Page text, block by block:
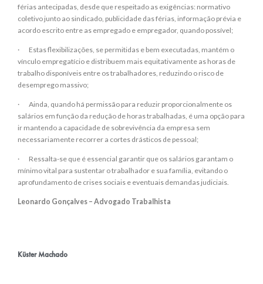
férias antecipadas, desde que respeitado as exigências: normativo
coletivo junto ao sindicado, publicidade das férias, informação prévia e
acordo escrito entre as empregado e empregador, quando possível;
· Estas flexibilizações, se permitidas e bem executadas, mantém o
vínculo empregatício e distribuem mais equitativamente as horas de
trabalho disponíveis entre os trabalhadores, reduzindo o risco de
desemprego massivo;
· Ainda, quando há permissão para reduzir proporcionalmente os
salários em função da redução de horas trabalhadas, é uma opção para
ir mantendo a capacidade de sobrevivência da empresa sem
necessariamente recorrer a cortes drásticos de pessoal;
· Ressalta-se que é essencial garantir que os salários garantam o
mínimo vital para sustentar o trabalhador e sua família, evitando o
aprofundamento de crises sociais e eventuais demandas judiciais.
Leonardo Gonçalves – Advogado Trabalhista
Küster Machado